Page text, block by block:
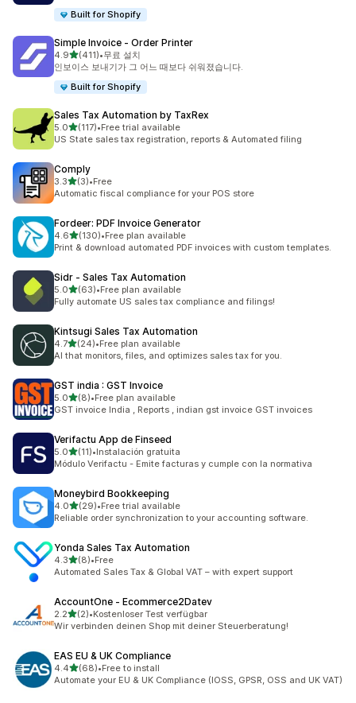
Built for Shopify
Simple Invoice ‑ Order Printer
4.9별 5개 중
(411)
총 리뷰 411개
•무료 설치
인보이스 보내기가 그 어느 때보다 쉬워졌습니다.
Built for Shopify
Sales Tax Automation by TaxRex
5.0별 5개 중
(117)
총 리뷰 117개
•Free trial available
US State sales tax registration, reports & Automated filing
Comply
3.3별 5개 중
(3)
총 리뷰 3개
•Free
Automatic fiscal compliance for your POS store
Fordeer: PDF Invoice Generator
4.6별 5개 중
(130)
총 리뷰 130개
•Free plan available
Print & download automated PDF invoices with custom templates.
Sidr ‑ Sales Tax Automation
5.0별 5개 중
(63)
총 리뷰 63개
•Free plan available
Fully automate US sales tax compliance and filings!
Kintsugi Sales Tax Automation
4.7별 5개 중
(24)
총 리뷰 24개
•Free plan available
AI that monitors, files, and optimizes sales tax for you.
GST india : GST Invoice
5.0별 5개 중
(8)
총 리뷰 8개
•Free plan available
GST invoice India , Reports , indian gst invoice GST invoices
Verifactu App de Finseed
5.0별 5개 중
(11)
총 리뷰 11개
•Instalación gratuita
Módulo Verifactu - Emite facturas y cumple con la normativa
Moneybird Bookkeeping
4.0별 5개 중
(29)
총 리뷰 29개
•Free trial available
Reliable order synchronization to your accounting software.
Yonda Sales Tax Automation
4.3별 5개 중
(8)
총 리뷰 8개
•Free
Automated Sales Tax & Global VAT – with expert support
AccountOne ‑ Ecommerce2Datev
2.2별 5개 중
(2)
총 리뷰 2개
•Kostenloser Test verfügbar
Wir verbinden deinen Shop mit deiner Steuerberatung!
EAS EU & UK Compliance
4.4별 5개 중
(68)
총 리뷰 68개
•Free to install
Automate your EU & UK Compliance (IOSS, GPSR, OSS and UK VAT)